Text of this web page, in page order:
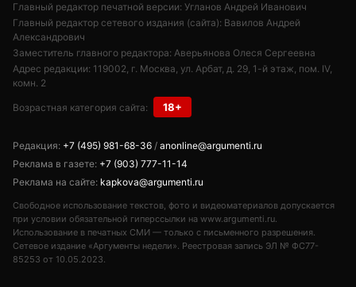
Главный редактор печатной версии: Угланов Андрей Иванович
Главный редактор сетевого издания (сайта): Вавилов Андрей
Александрович
Заместитель главного редактора: Аверьянова Олеся Сергеевна
Адрес редакции: 119002, г. Москва, ул. Арбат, д. 29, 1-й этаж, пом. IV,
комн. 2
Возрастная категория сайта: 18+
Редакция: +7 (495) 981-68-36 / anonline@argumenti.ru
Реклама в газете: +7 (903) 777-11-14
Реклама на сайте: kapkova@argumenti.ru
Свободное использование текстов, фото и видеоматериалов допускается
при условии обязательной гиперссылки на www.argumenti.ru.
Использование в печатных СМИ — только с письменного разрешения.
Сетевое издание «Аргументы недели». Реестровая запись ЭЛ № ФС77-
85253 от 10.05.2023.